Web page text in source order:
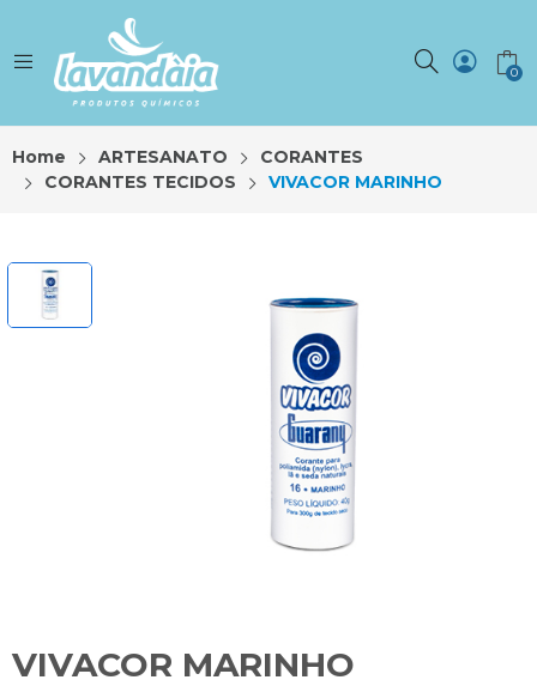
0
Home ARTESANATO
CORANTES
CORANTES TECIDOS
VIVACOR MARINHO
VIVACOR MARINHO